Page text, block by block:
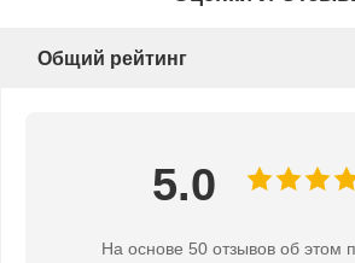
Общий рейтинг
5.0
На основе 50 отзывов об этом